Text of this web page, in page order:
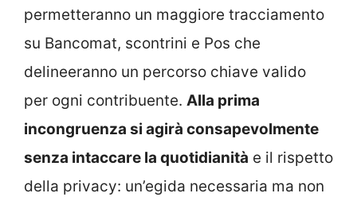
permetteranno un maggiore tracciamento
su Bancomat, scontrini e Pos che
delineeranno un percorso chiave valido
per ogni contribuente. Alla prima
incongruenza si agirà consapevolmente
senza intaccare la quotidianità e il rispetto
della privacy: un’egida necessaria ma non